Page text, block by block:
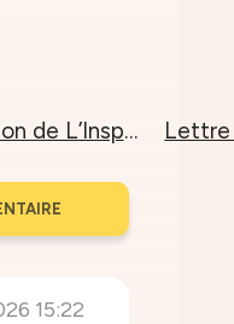
Nouvelles de la Maison de L’Inspir – Printemps 2026
15:22